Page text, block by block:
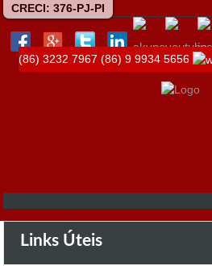
CRECI: 376-PJ-PI
(86) 3232 7967 (86) 9 9934 5656
Links Úteis